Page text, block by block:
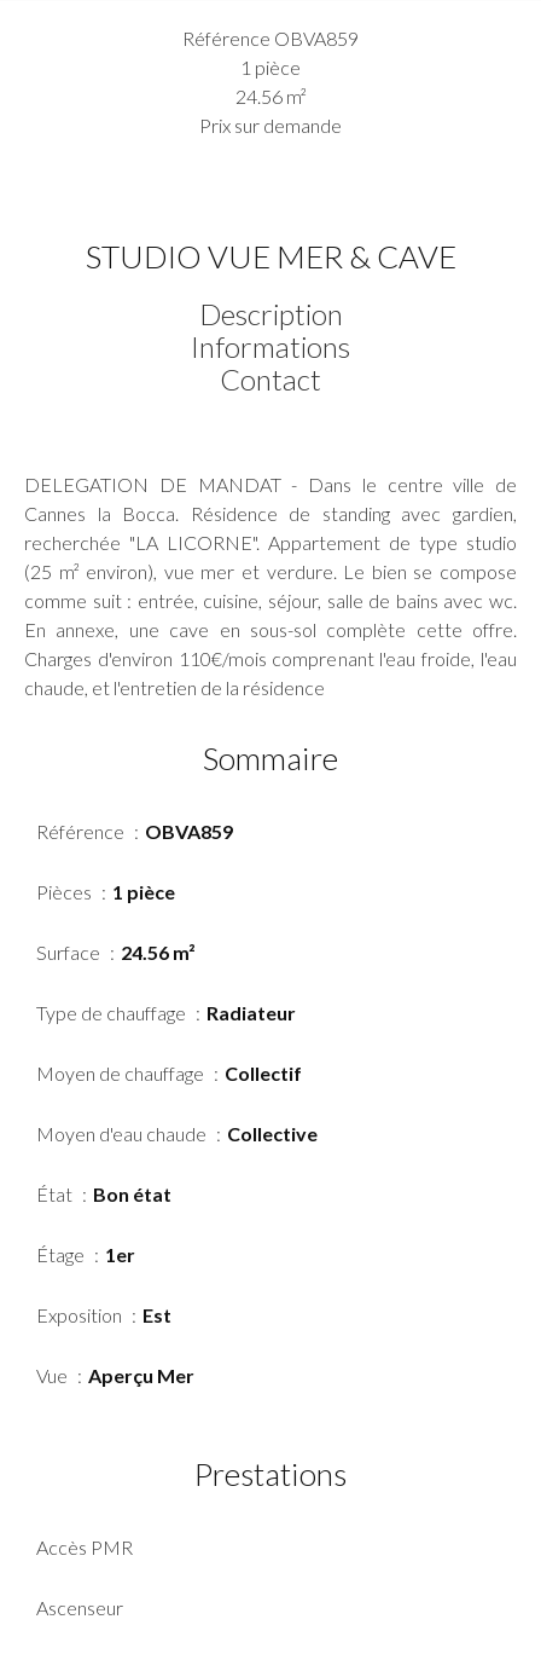
Référence OBVA859
1 pièce
24.56m²
Prix sur demande
STUDIO VUE MER & CAVE
Description
Informations
Contact
DELEGATION DE MANDAT - Dans le centre ville de
Cannes la Bocca. Résidence de standing avec gardien,
recherchée "LA LICORNE". Appartement de type studio
(25 m² environ), vue mer et verdure. Le bien se compose
comme suit : entrée, cuisine, séjour, salle de bains avec wc.
En annexe, une cave en sous-sol complète cette offre.
Charges d'environ 110€/mois comprenant l'eau froide, l'eau
chaude, et l'entretien de la résidence
Sommaire
Référence OBVA859
Pièces 1 pièce
Surface 24.56 m²
Type de chauffage Radiateur
Moyen de chauffage Collectif
Moyen d'eau chaude Collective
État Bon état
Étage 1er
Exposition Est
Vue Aperçu Mer
Prestations
Accès PMR
Ascenseur